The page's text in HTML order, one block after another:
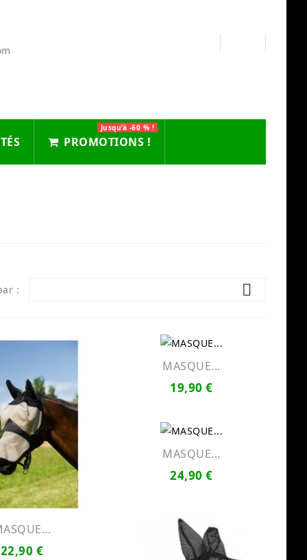
PROMOTIONS !
Jusqu’à -60 % !
: 
22,90 €
MASQUE...
19,90 €
MASQUE...
24,90 €